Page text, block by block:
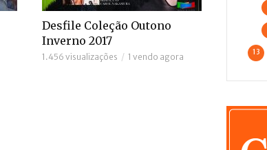
Desfile Coleção Outono
Inverno 2017
1.456 visualizações 1 vendo agora 13